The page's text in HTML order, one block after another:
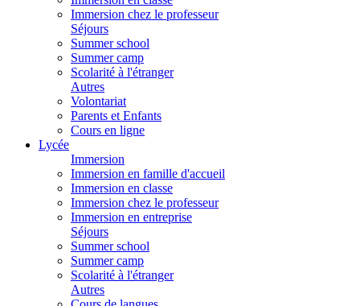
Immersion chez le professeur
Séjours
Summer school
Summer camp
Scolarité à l'étranger
Autres
Volontariat
Parents et Enfants
Cours en ligne
Lycée
Immersion
Immersion en famille d'accueil
Immersion en classe
Immersion chez le professeur
Immersion en entreprise
Séjours
Summer school
Summer camp
Scolarité à l'étranger
Autres